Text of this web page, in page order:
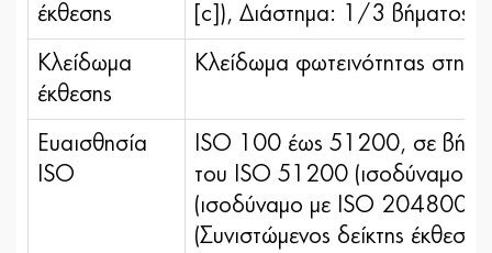
έκθεσης
[c]), Διάστημα: 1/3 βήματος
Κλείδωμα
έκθεσης
Κλείδωμα φωτεινότητας στην
Ευαισθησία
ISO
ISO 100 έως 51200, σε
του ISO 51200 (ισοδύναμο
(ισοδύναμο με ISO 204800),
(Συνιστώμενος δείκτης έκθεσης)